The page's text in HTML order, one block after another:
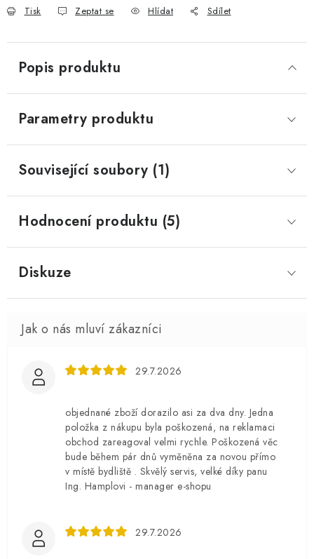
Tisk Zeptat se Hlídat Sdílet
Popis produktu
Parametry produktu
Související soubory (1)
Hodnocení produktu (5)
Diskuze
29.7.2026
objednané zboží dorazilo asi za dva dny. Jedna
položka z nákupu byla poškozená, na reklamaci
obchod zareagoval velmi rychle. Poškozená věc
bude během pár dnů vyměněna za novou přímo
v místě bydliště . Skvělý servis, velké díky panu
Ing. Hamplovi - manager e-shopu
29.7.2026